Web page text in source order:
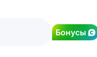
Бонусы